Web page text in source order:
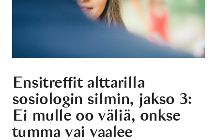
Ensitreffit alttarilla
sosiologin silmin, jakso 3:
Ei mulle oo väliä, onkse
tumma vai vaalee